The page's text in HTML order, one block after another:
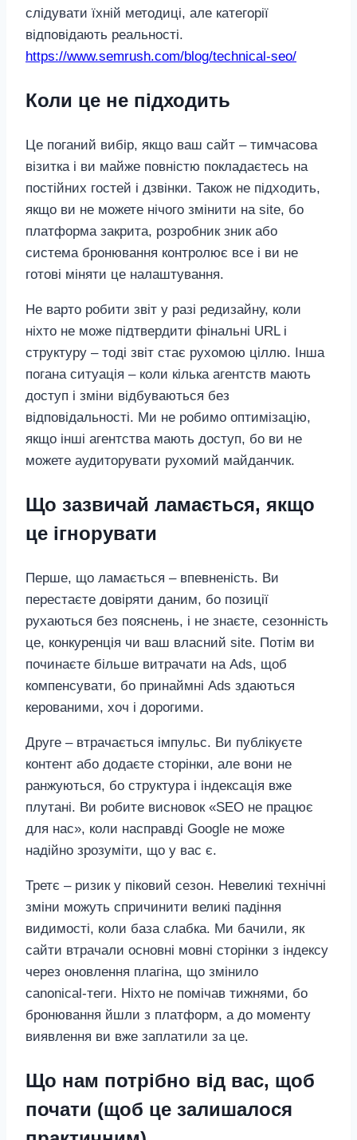
слідувати їхній методиці, але категорії
відповідають реальності.
https://www.semrush.com/blog/technical-seo/
Коли це не підходить
Це поганий вибір, якщо ваш сайт – тимчасова
візитка і ви майже повністю покладаєтесь на
постійних гостей і дзвінки. Також не підходить,
якщо ви не можете нічого змінити на site, бо
платформа закрита, розробник зник або
система бронювання контролює все і ви не
готові міняти це налаштування.
Не варто робити звіт у разі редизайну, коли
ніхто не може підтвердити фінальні URL і
структуру – тоді звіт стає рухомою ціллю. Інша
погана ситуація – коли кілька агентств мають
доступ і зміни відбуваються без
відповідальності. Ми не робимо оптимізацію,
якщо інші агентства мають доступ, бо ви не
можете аудиторувати рухомий майданчик.
Що зазвичай ламається, якщо
це ігнорувати
Перше, що ламається – впевненість. Ви
перестаєте довіряти даним, бо позиції
рухаються без пояснень, і не знаєте, сезонність
це, конкуренція чи ваш власний site. Потім ви
починаєте більше витрачати на Ads, щоб
компенсувати, бо принаймні Ads здаються
керованими, хоч і дорогими.
Друге – втрачається імпульс. Ви публікуєте
контент або додаєте сторінки, але вони не
ранжуються, бо структура і індексація вже
плутані. Ви робите висновок «SEO не працює
для нас», коли насправді Google не може
надійно зрозуміти, що у вас є.
Третє – ризик у піковий сезон. Невеликі технічні
зміни можуть спричинити великі падіння
видимості, коли база слабка. Ми бачили, як
сайти втрачали основні мовні сторінки з індексу
через оновлення плагіна, що змінило
canonical‑теги. Ніхто не помічав тижнями, бо
бронювання йшли з платформ, а до моменту
виявлення ви вже заплатили за це.
Що нам потрібно від вас, щоб
почати (щоб це залишалося